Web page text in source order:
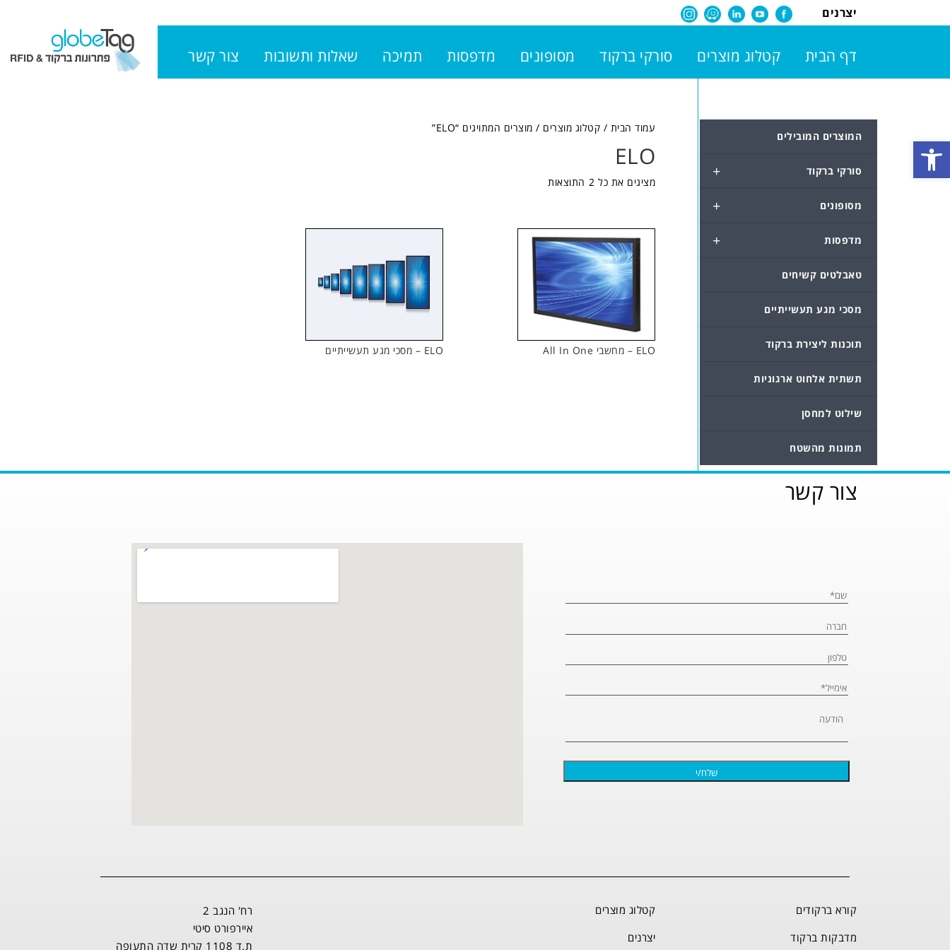
פתח סרגל נגישות
יצרנים
דף הבית קטלוג מוצרים סורקי ברקוד מסופונים מדפסות תמיכה שאלות ותשובות צור קשר
עמוד הבית / קטלוג מוצרים / מוצרים המתויגים “ELO”
ELO
מציגים את כל ⁦2⁩ התוצאות
ELO – מחשבי All In One ELO – מסכי מגע תעשייתיים
המוצרים המובילים
+ סורקי ברקוד
+ מסופונים
+ מדפסות
טאבלטים קשיחים
מסכי מגע תעשייתיים
תוכנות ליצירת ברקוד
תשתית אלחוט ארגוניות
שילוט למחסן
תמונות מהשטח
צור קשר
קורא ברקודים
מדבקות ברקוד
קטלוג מוצרים
יצרנים
רח' הנגב 2
איירפורט סיטי
ת.ד 1108 קרית שדה התעופה